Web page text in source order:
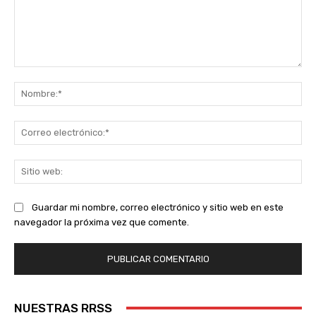
Guardar mi nombre, correo electrónico y sitio web en este
navegador la próxima vez que comente.
NUESTRAS RRSS